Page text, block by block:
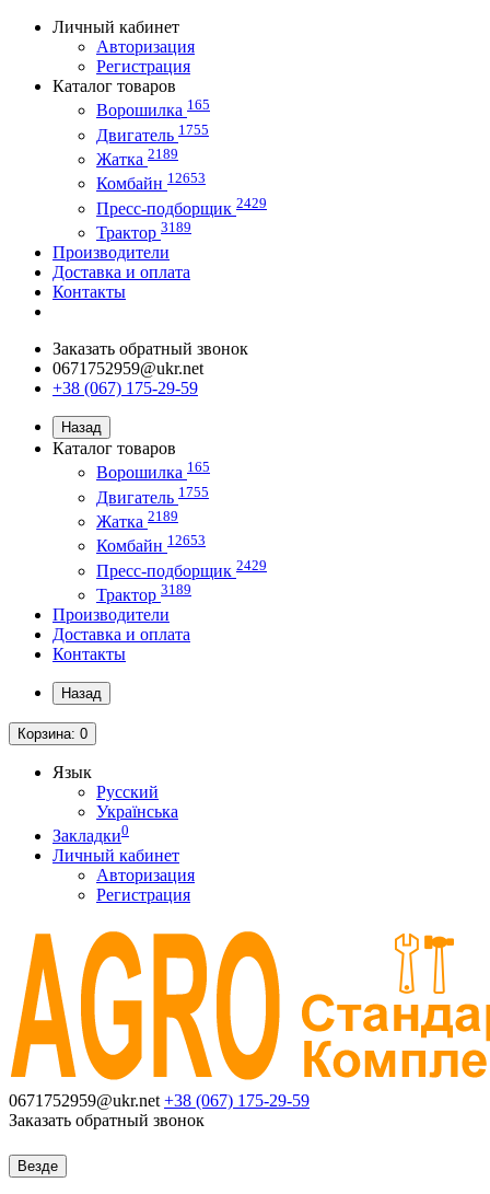
Личный кабинет
Авторизация
Регистрация
Каталог товаров
Ворошилка 165
Двигатель 1755
Жатка 2189
Комбайн 12653
Пресс-подборщик 2429
Трактор 3189
Производители
Доставка и оплата
Контакты
Заказать обратный звонок
0671752959@ukr.net
+38 (067) 175-29-59
Назад
Каталог товаров
Ворошилка 165
Двигатель 1755
Жатка 2189
Комбайн 12653
Пресс-подборщик 2429
Трактор 3189
Производители
Доставка и оплата
Контакты
Назад
Корзина: 0
Язык
Русский
Українська
Закладки0
Личный кабинет
Авторизация
Регистрация
0671752959@ukr.net +38 (067) 175-29-59
Заказать обратный звонок
Везде